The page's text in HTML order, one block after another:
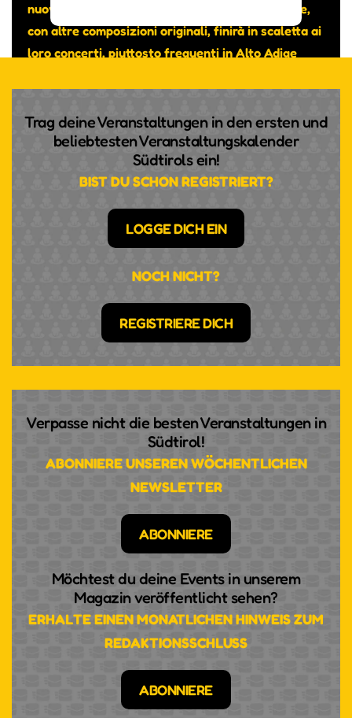
nuova canzone intitolata “Really don’t care” che,
con altre composizioni originali, finirà in scaletta ai
loro concerti, piuttosto frequenti in Alto Adige
TEMPO UND RHYTHMUS,
PASSION UND PRESSING -
NAMEN: KLARINETTISTIN
ANDREA GÖTSCH
Trag deine Veranstaltungen in den ersten und
beliebtesten Veranstaltungskalender
Südtirols ein!
BIST DU SCHON REGISTRIERT?
LOGGE DICH EIN
NOCH NICHT?
REGISTRIERE DICH
Verpasse nicht die besten Veranstaltungen in
Südtirol!
ABONNIERE UNSEREN WÖCHENTLICHEN
NEWSLETTER
ABONNIERE
Möchtest du deine Events in unserem
Magazin veröffentlicht sehen?
ERHALTE EINEN MONATLICHEN HINWEIS ZUM
REDAKTIONSSCHLUSS
ABONNIERE